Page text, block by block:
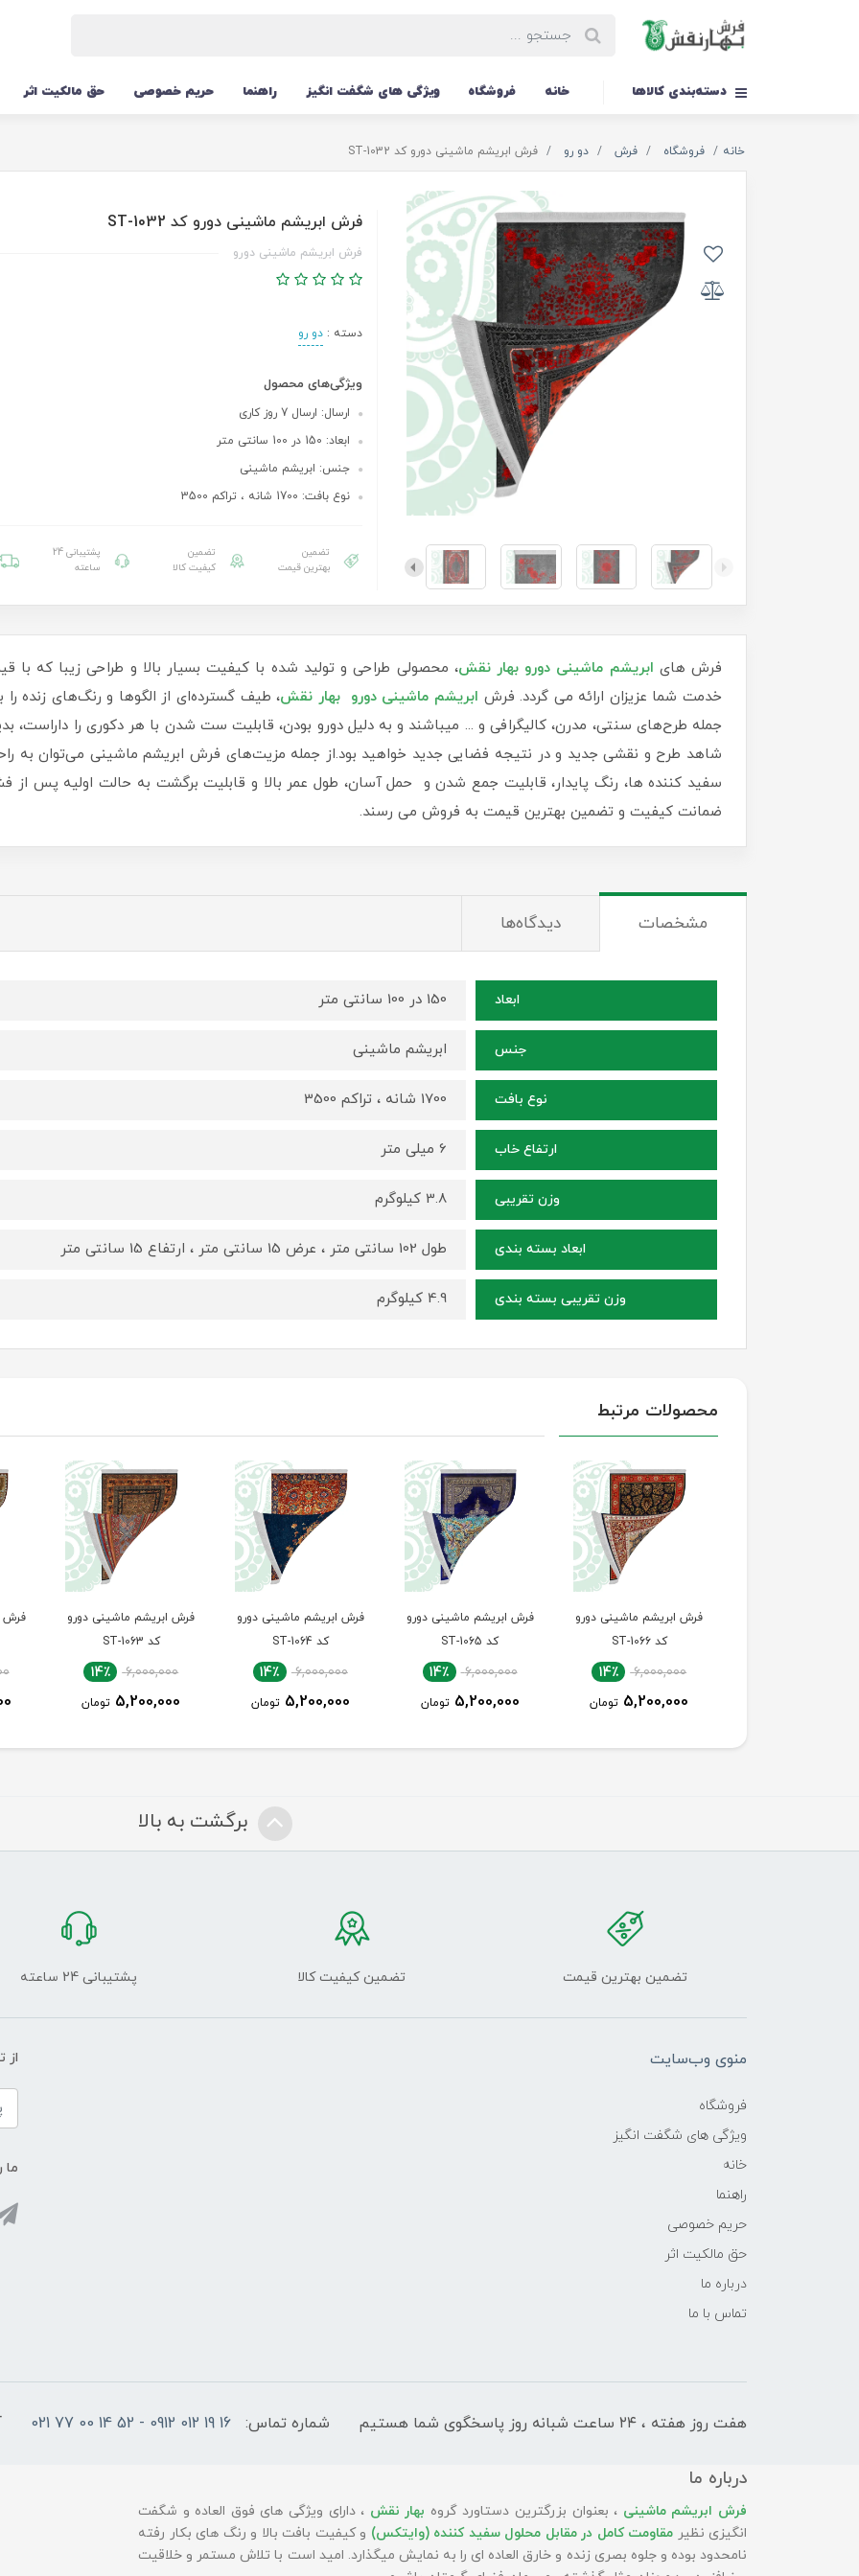
دسته‌بندی کالاها خانه فروشگاه ویژگی های شگفت انگیز راهنما حریم خصوصی حق مالکیت اثر
خانه فروشگاه فرش دو رو فرش ابریشم ماشینی دورو کد ST-1032
فرش ابریشم ماشینی دورو کد ST-1032
فرش ابریشم ماشینی دورو
دسته :دو رو
ویژگی‌های محصول
ارسال: ارسال 7 روز کاری
ابعاد: 150 در 100 سانتی متر
جنس: ابریشم ماشینی
نوع بافت: 1700 شانه ، تراکم 3500
تضمین
بهترین قیمت
تضمین
کیفیت کالا
پشتیبانی 24
ساعته
فرش های ابریشم ماشینی دورو بهار نقش، محصولی طراحی و تولید شده با کیفیت بسیار بالا و طراحی زیبا که با
خدمت شما عزیزان ارائه می گردد. فرش ابریشم ماشینی دورو بهار نقش، طیف گسترده‌ای از الگوها و رنگ‌های زنده
جمله طرح‌های سنتی، مدرن، کالیگرافی و ... میباشند و به دلیل دورو بودن، قابلیت ست شدن با هر دکوری را
شاهد طرح و نقشی جدید و در نتیجه فضایی جدید خواهید بود.از جمله مزیت‌های فرش ابریشم ماشینی می‌توان به
سفید کننده ها، رنگ پایدار، قابلیت جمع شدن و حمل آسان، طول عمر بالا و قابلیت برگشت به حالت اولیه پس از
ضمانت کیفیت و تضمین بهترین قیمت به فروش می رسند.
مشخصات دیدگاه‌ها
ابعاد 150 در 100 سانتی متر
جنس ابریشم ماشینی
نوع بافت 1700 شانه ، تراکم 3500
ارتفاع خاب 6 میلی متر
وزن تقریبی 3.8 کیلوگرم
ابعاد بسته بندی طول 102 سانتی متر ، عرض 15 سانتی متر ، ارتفاع 15 سانتی متر
وزن تقریبی بسته بندی 4.9 کیلوگرم
محصولات مرتبط
فرش ابریشم ماشینی دورو
کد ST-1066
6,000,000 14٪
5,200,000 تومان
فرش ابریشم ماشینی دورو
کد ST-1065
6,000,000 14٪
5,200,000 تومان
فرش ابریشم ماشینی دورو
کد ST-1064
6,000,000 14٪
5,200,000 تومان
فرش ابریشم ماشینی دورو
کد ST-1063
6,000,000 14٪
5,200,000 تومان
فرش
برگشت به بالا
تضمین بهترین قیمت تضمین کیفیت کالا پشتیبانی 24 ساعته
منوی وب‌سایت
فروشگاه
ویژگی های شگفت انگیز
خانه
راهنما
حریم خصوصی
حق مالکیت اثر
درباره ما
تماس با ما
از
ما
هفت روز هفته ، ۲۴ ساعت شبانه‌ روز پاسخگوی شما هستیم شماره تماس: 16 19 012 0912 - 52 14 00 77 021
درباره ما
فرش ابریشم ماشینی ، بعنوان بزرگترین دستاورد گروه بهار نقش ، دارای ویژگی های فوق العاده و شگفت
انگیزی نظیر مقاومت کامل در مقابل محلول سفید کننده (وایتکس) و کیفیت بافت بالا و رنگ های بکار رفته
نامحدود بوده و جلوه بصری زنده و خارق العاده ای را به نمایش میگذارد. امید است با تلاش مستمر و خلاقیت